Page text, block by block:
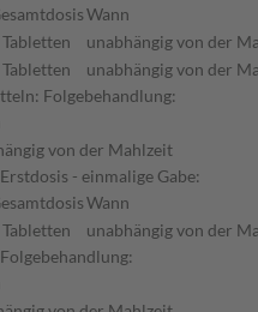
Wann
unabhängig von der
Tabletten
unabhängig von der
Folgebehandlung:
von der Mahlzeit
- einmalige Gabe:
Wann
unabhängig von der